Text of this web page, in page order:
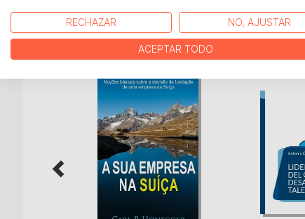
MÁS TÍTULOS DEBoD
RECHAZAR NO, AJUSTAR
ACEPTAR TODO